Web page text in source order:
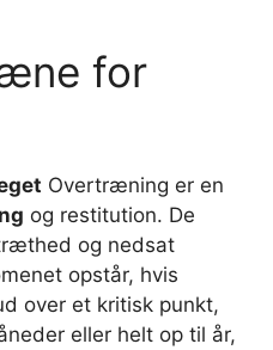
for
Overtræning er en
og restitution. De
og nedsat
opstår, hvis
over et kritisk punkt,
eller helt op til år,